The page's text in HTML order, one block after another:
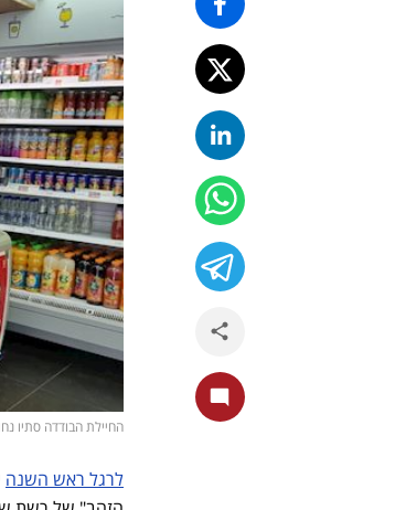
החיילת הבודדה סתיו נחום (צילום
לרגל ראש השנה